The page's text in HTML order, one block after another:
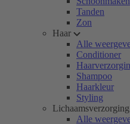
Tanden
Zon
Haar
Alle
Conditioner
Shampoo
Haarkleur
Styling
Lichaamsverzorging
Alle